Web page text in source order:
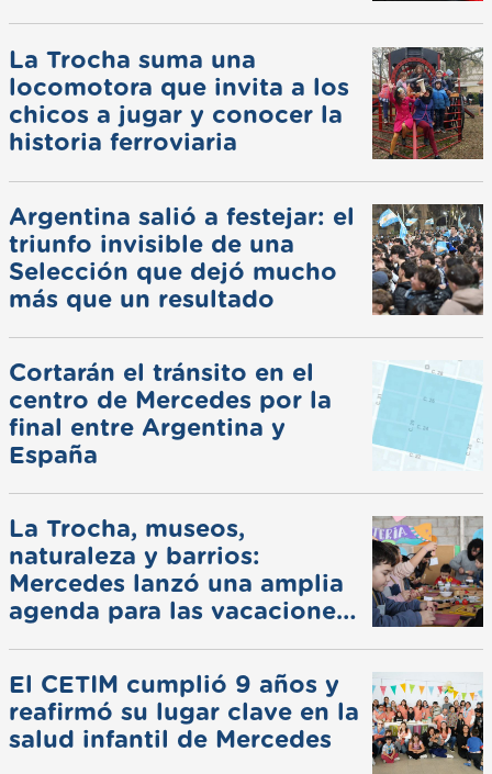
La Trocha suma una
locomotora que invita a los
chicos a jugar y conocer la
historia ferroviaria
Argentina salió a festejar: el
triunfo invisible de una
Selección que dejó mucho
más que un resultado
Cortarán el tránsito en el
centro de Mercedes por la
final entre Argentina y
España
La Trocha, museos,
naturaleza y barrios:
Mercedes lanzó una amplia
agenda para las vacaciones
El CETIM cumplió 9 años y
reafirmó su lugar clave en la
salud infantil de Mercedes